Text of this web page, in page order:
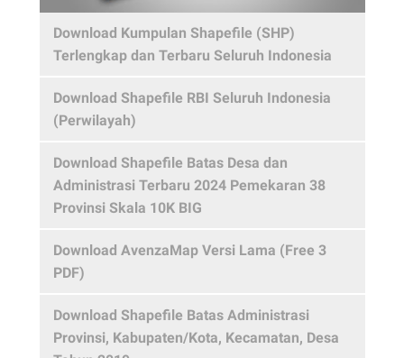
Download Kumpulan Shapefile (SHP)
Terlengkap dan Terbaru Seluruh Indonesia
Download Shapefile RBI Seluruh Indonesia
(Perwilayah)
Download Shapefile Batas Desa dan
Administrasi Terbaru 2024 Pemekaran 38
Provinsi Skala 10K BIG
Download AvenzaMap Versi Lama (Free 3
PDF)
Download Shapefile Batas Administrasi
Provinsi, Kabupaten/Kota, Kecamatan, Desa